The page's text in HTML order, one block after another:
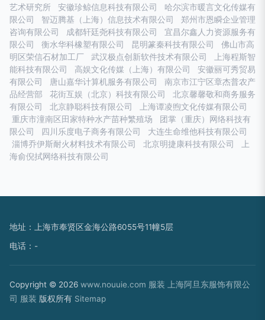
艺术研究所
安徽珍鲸信息科技有限公司
哈尔滨市暖言文化传媒有
限公司
智迈腾基（上海）信息技术有限公司
郑州市恩瞬企业管理
咨询有限公司
成都轩廷尧科技有限公司
宜昌尔鑫人力资源服务有
限公司
衡水华科橡塑有限公司 昆明篆秦科技有限公司
佛山市高
明区荣信石材加工厂
武汉极点创新软件技术有限公司
上海程斯智
能科技有限公司
高娱文化传媒（上海）有限公司
安徽丽可秀贸易
有限公司
唐山嘉华计算机服务有限公司
南京市江宁区章杰普农产
品经营部
花街互娱（北京）科技有限公司
北京馨馨敬和商务服务
有限公司
北京静聪科技有限公司
上海谭凌煦文化传媒有限公司
重庆市潼南区田家特种水产苗种繁殖场
团掌（重庆）网络科技有
限公司
四川乐度电子商务有限公司
大连生命维他科技有限公司
淄博乔伊斯耐火材料技术有限公司
北京明捷康科技有限公司
上
海俞倪拭网络科技有限公司
地址：上海市奉贤区金海公路6055号11幢5层
电话：-
Copyright © 2026 www.nouuie.com 服装
上海阿旦东服饰有限公
司 服装 版权所有 Sitemap